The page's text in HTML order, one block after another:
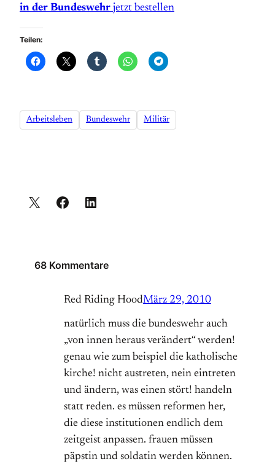
in der Bundeswehr jetzt bestellen
Teilen:
Arbeitsleben Bundeswehr Militär
68 Kommentare
Red Riding HoodMärz 29, 2010
natürlich muss die bundeswehr auch
„von innen heraus verändert“ werden!
genau wie zum beispiel die katholische
kirche! nicht austreten, nein eintreten
und ändern, was einen stört! handeln
statt reden. es müssen reformen her,
die diese institutionen endlich dem
zeitgeist anpassen. frauen müssen
päpstin und soldatin werden können.